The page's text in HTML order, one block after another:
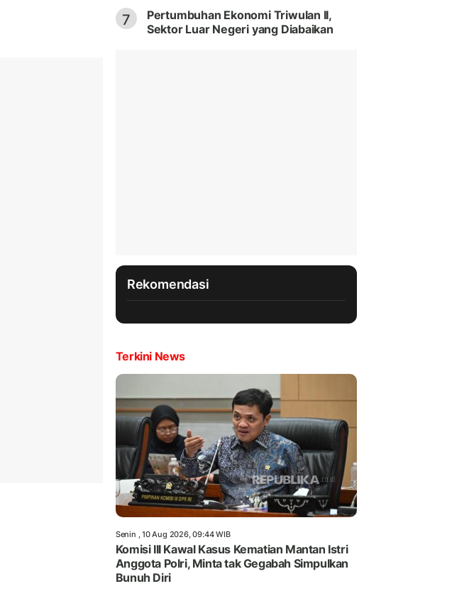
7
Pertumbuhan Ekonomi Triwulan II,
Sektor Luar Negeri yang Diabaikan
Rekomendasi
Terkini News
Senin , 10 Aug 2026, 09:44 WIB
Komisi III Kawal Kasus Kematian Mantan Istri
Anggota Polri, Minta tak Gegabah Simpulkan
Bunuh Diri